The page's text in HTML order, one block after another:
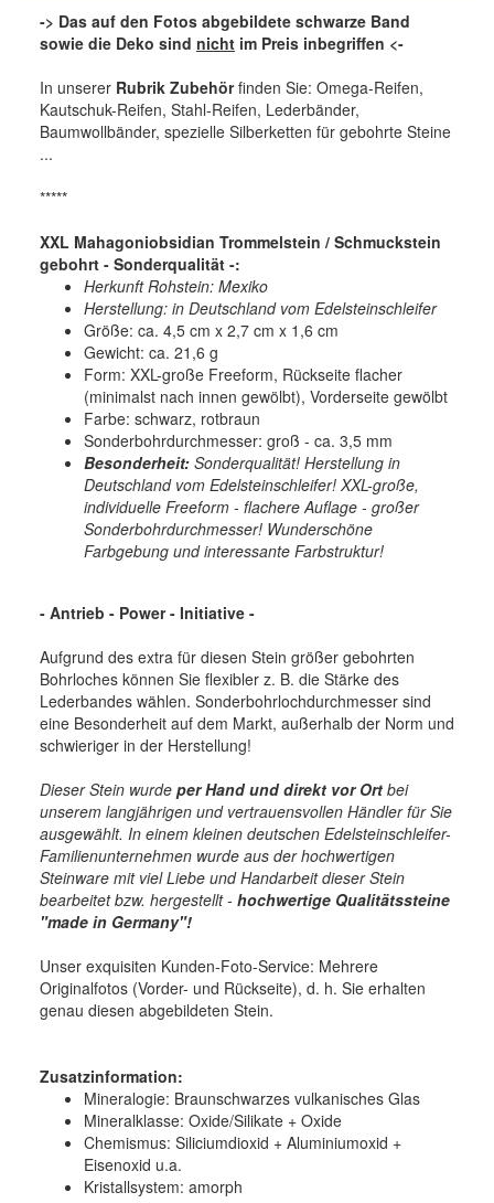
-> Das auf den Fotos abgebildete schwarze Band
sowie die Deko sind nicht im Preis inbegriffen <-
In unserer Rubrik Zubehörfinden Sie: Omega-Reifen,
Kautschuk-Reifen, Stahl-Reifen, Lederbänder,
Baumwollbänder, spezielle Silberketten für gebohrte Steine
...
*****
XXL Mahagoniobsidian Trommelstein / Schmuckstein
gebohrt - Sonderqualität -:
Herkunft Rohstein: Mexiko
Herstellung: in Deutschland vom Edelsteinschleifer
Größe: ca. 4,5 cm x 2,7 cm x 1,6 cm
Gewicht: ca. 21,6 g
Form: XXL-große Freeform, Rückseite flacher
(minimalst nach innen gewölbt), Vorderseite gewölbt
Farbe: schwarz, rotbraun
Sonderbohrdurchmesser: groß - ca. 3,5 mm
Besonderheit: Sonderqualität! Herstellung in
Deutschland vom Edelsteinschleifer! XXL-große,
individuelle Freeform - flachere Auflage - großer
Sonderbohrdurchmesser! Wunderschöne
Farbgebung und interessante Farbstruktur!
- Antrieb - Power - Initiative -
Aufgrund des extra für diesen Stein größer gebohrten
Bohrloches können Sie flexibler z. B. die Stärke des
Lederbandes wählen. Sonderbohrlochdurchmesser sind
eine Besonderheit auf dem Markt, außerhalb der Norm und
schwieriger in der Herstellung!
Dieser Stein wurde per Hand und direkt vor Ort bei
unserem langjährigen und vertrauensvollen Händler für Sie
ausgewählt. In einem kleinen deutschen Edelsteinschleifer-
Familienunternehmen wurde aus der hochwertigen
Steinware mit viel Liebe und Handarbeit dieser Stein
bearbeitet bzw. hergestellt - hochwertige Qualitätssteine
"made in Germany"!
Unser exquisiten Kunden-Foto-Service: Mehrere
Originalfotos (Vorder- und Rückseite), d. h. Sie erhalten
genau diesen abgebildeten Stein.
Zusatzinformation:
Mineralogie: Braunschwarzes vulkanisches Glas
Mineralklasse: Oxide/Silikate + Oxide
Chemismus: Siliciumdioxid + Aluminiumoxid +
Eisenoxid u.a.
Kristallsystem: amorph